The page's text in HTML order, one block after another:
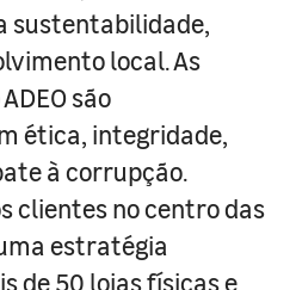
sustentabilidade,
local. As
são
ética, integridade,
à corrupção.
clientes no centro das
estratégia
de 50 lojas físicas e